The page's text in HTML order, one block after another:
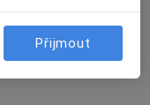
Přijmout